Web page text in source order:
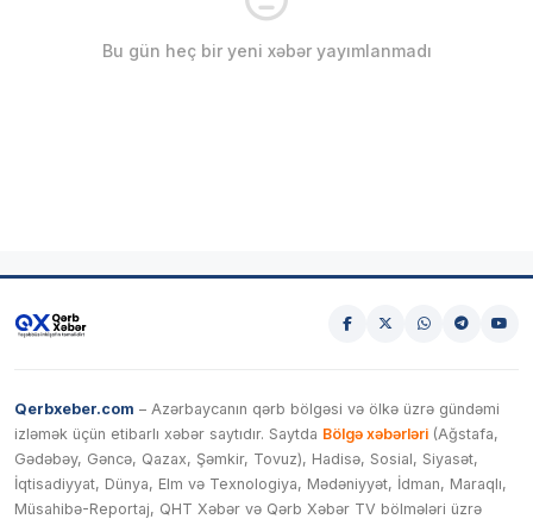
Bu gün heç bir yeni xəbər yayımlanmadı
Qerbxeber.com – Azərbaycanın qərb bölgəsi və ölkə üzrə gündəmi
izləmək üçün etibarlı xəbər saytıdır. Saytda Bölgə xəbərləri (Ağstafa,
Gədəbəy, Gəncə, Qazax, Şəmkir, Tovuz), Hadisə, Sosial, Siyasət,
İqtisadiyyat, Dünya, Elm və Texnologiya, Mədəniyyət, İdman, Maraqlı,
Müsahibə-Reportaj, QHT Xəbər və Qərb Xəbər TV bölmələri üzrə